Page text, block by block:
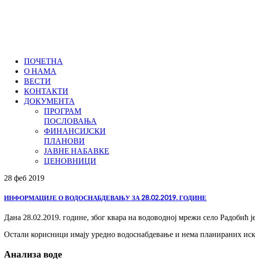
ПОЧЕТНА
О НАМА
ВЕСТИ
КОНТАКТИ
ДОКУМЕНТА
ПРОГРАМ
ПОСЛОВАЊА
ФИНАНСИЈСКИ
ПЛАНОВИ
ЈАВНЕ НАБАВКЕ
ЦЕНОВНИЦИ
28 феб 2019
ИНФОРМАЦИЈЕ О ВОДОСНАБДЕВАЊУ ЗА 28.02.2019. ГОДИНЕ
Дана 28.02.2019. године, због квара на водоводној мрежи село Радобић
Остали корисници имају уредно водоснабдевање и нема планираних
Анализа воде